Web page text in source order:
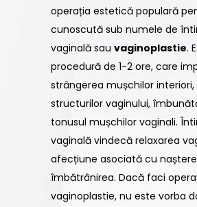
operația estetică populară
cunoscută sub numele de
vaginală sau vaginoplastie.
procedură de 1-2 ore, care
strângerea mușchilor interiori,
structurilor vaginului,
tonusul mușchilor vaginali.
vaginală vindecă relaxarea
afecțiune asociată cu
îmbătrânirea. Dacă faci
vaginoplastie, nu este vorba